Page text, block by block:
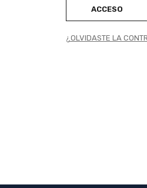
ACCESO
¿OLVIDASTE LA